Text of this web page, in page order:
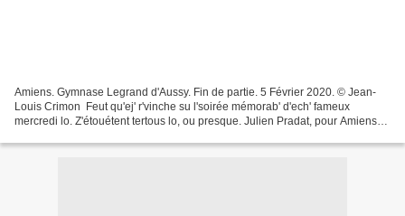
Amiens. Gymnase Legrand d'Aussy. Fin de partie. 5 Février 2020. © Jean-
Louis Crimon Feut qu'ej' r'vinche su l'soirée mémorab' d'ech' fameux
mercredi lo. Z'étouétent tertous lo, ou presque. Julien Pradat, pour Amiens